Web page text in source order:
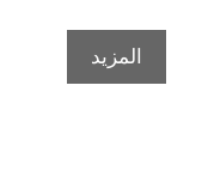
المزيد
الكرة